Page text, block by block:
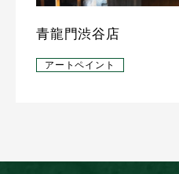
青龍門渋谷店
アートペイント